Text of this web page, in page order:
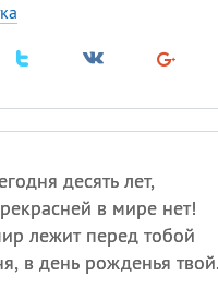
десять лет,
в мире нет!
лежит перед тобой
в день рожденья твой.
Посмотреть